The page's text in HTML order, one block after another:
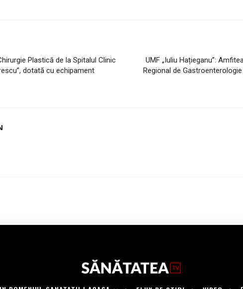
Plastică de la Spitalul Clinic
dotată cu echipament
UMF „Iuliu Hațieganu”:
Regional de